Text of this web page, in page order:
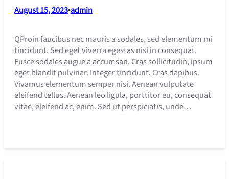
August 15, 2023•admin
QProin faucibus nec mauris a sodales, sed elementum mi
tincidunt. Sed eget viverra egestas nisi in consequat.
Fusce sodales augue a accumsan. Cras sollicitudin, ipsum
eget blandit pulvinar. Integer tincidunt. Cras dapibus.
Vivamus elementum semper nisi. Aenean vulputate
eleifend tellus. Aenean leo ligula, porttitor eu, consequat
vitae, eleifend ac, enim. Sed ut perspiciatis, unde…